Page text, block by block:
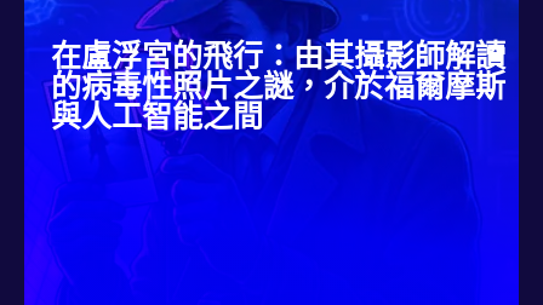
在盧浮宮的飛行：由其攝影師解讀
的病毒性照片之謎，介於福爾摩斯
與人工智能之間